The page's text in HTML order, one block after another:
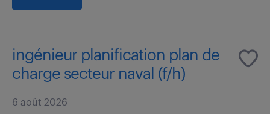
ingénieur planification plan de
charge secteur naval (f/h)
6 août 2026